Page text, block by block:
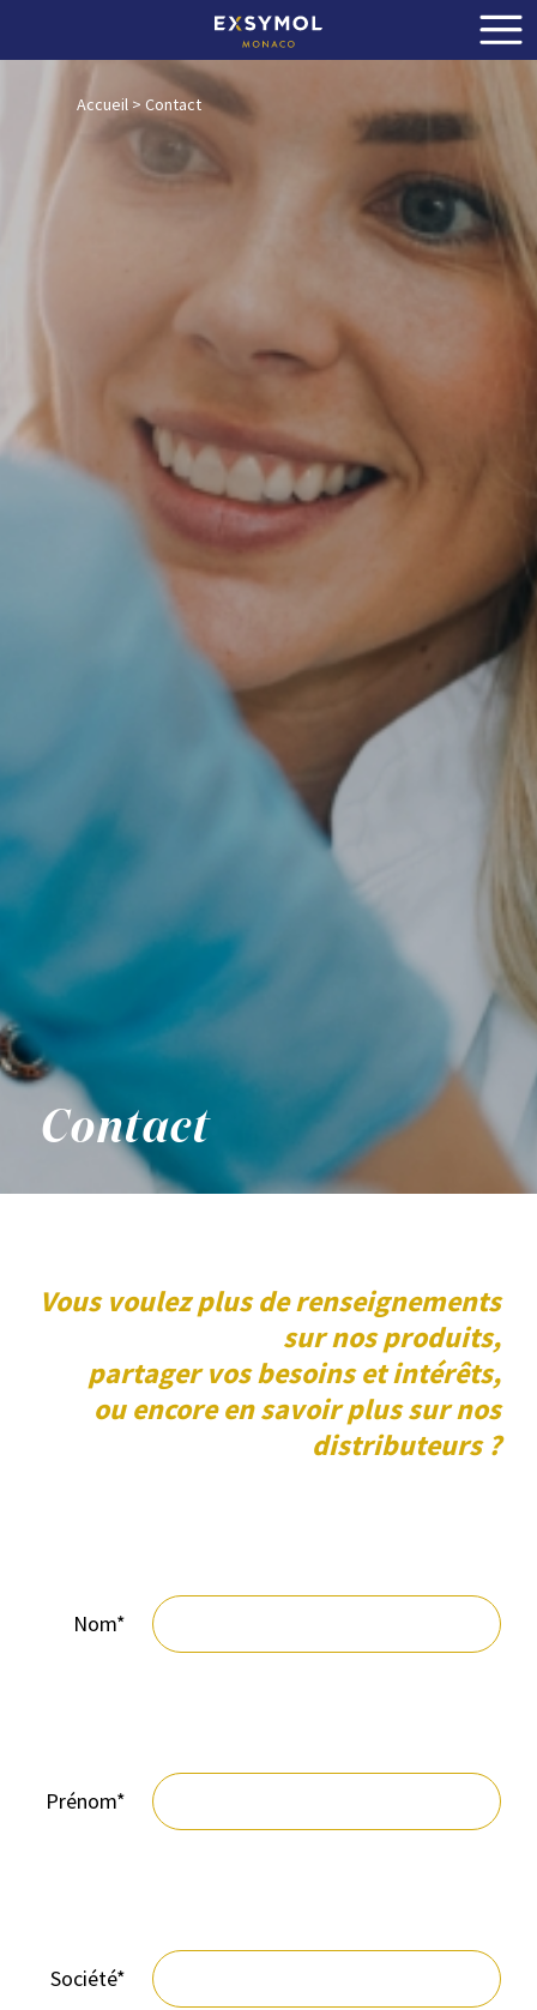
Accueil> Contact
Contact
Vous voulez plus de renseignements
sur nos produits,
partager vos besoins et intérêts,
ou encore en savoir plus sur nos
distributeurs ?
Nom*
Prénom*
Société*